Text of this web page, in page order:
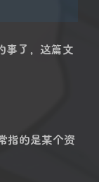
事了，这篇文
指的是某个资